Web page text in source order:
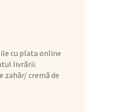
cu plata online
livrării.
zahăr/ cremă de